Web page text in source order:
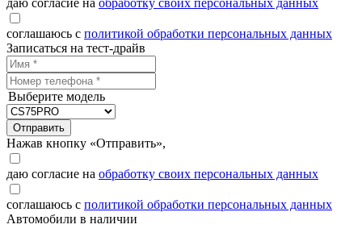
соглашаюсь с политикой обработки персональных данных
Записаться на тест-драйв
Выберите модель
Отправить
Нажав кнопку «Отправить»,
даю согласие на обработку своих персональных данных
соглашаюсь с политикой обработки персональных данных
Автомобили в наличии